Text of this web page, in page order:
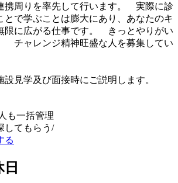
携周りを率先して行います。 実際に診
とで学ぶことは膨大にあり、あなたのキ
限に広がる仕事です。 きっとやりがい
チャレンジ精神旺盛な人を募集してい
見学及び面接時にご説明します。
も一括管理
してもらう /
る